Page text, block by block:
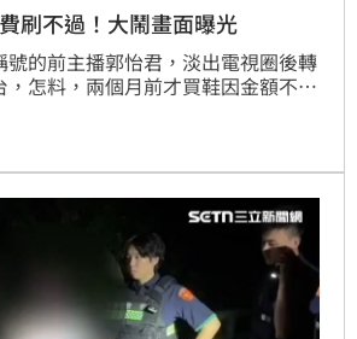
刷不過！大鬧畫面曝光
號的前主播郭怡君，淡出電視圈後轉
怎料，兩個月前才買鞋因金額不足
間餐廳用餐，因身上未帶現金且兩
獲報到場處置，最終在店家同意讓其
結束這場鬧劇。